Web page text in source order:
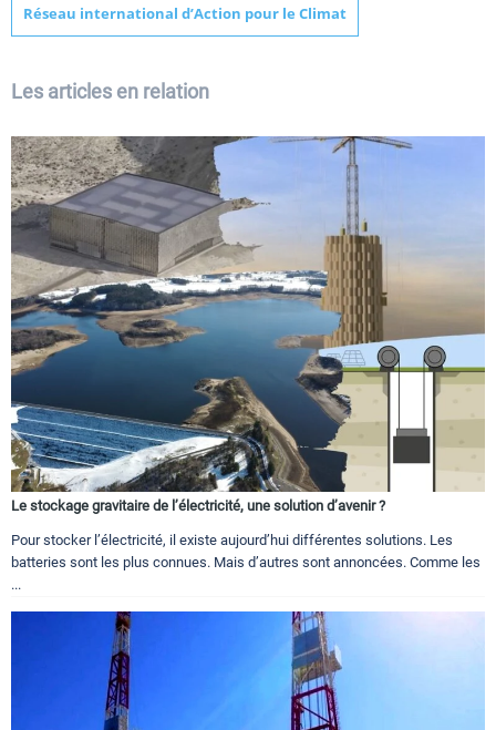
Réseau international d’Action pour le Climat
Les articles en relation
Le stockage gravitaire de l’électricité, une solution d’avenir ?
Pour stocker l’électricité, il existe aujourd’hui différentes solutions. Les
batteries sont les plus connues. Mais d’autres sont annoncées. Comme les
...